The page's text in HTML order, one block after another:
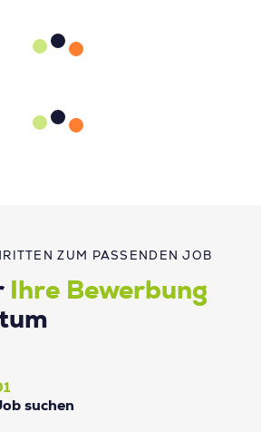
ZUM PASSENDEN JOB
Ihre Bewerbung
suchen